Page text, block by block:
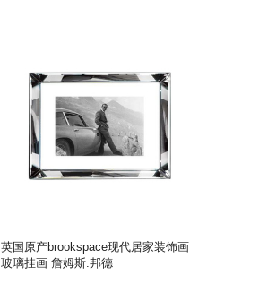
英国原产brookspace现代居家装饰画
玻璃挂画 詹姆斯.邦德